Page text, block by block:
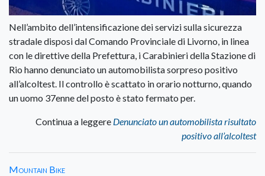
Nell’ambito dell’intensificazione dei servizi sulla sicurezza
stradale disposi dal Comando Provinciale di Livorno, in linea
con le direttive della Prefettura, i Carabinieri della Stazione di
Rio hanno denunciato un automobilista sorpreso positivo
all’alcoltest. Il controllo è scattato in orario notturno, quando
un uomo 37enne del posto è stato fermato per.
Continua a leggere Denunciato un automobilista risultato
positivo all’alcoltest
Mountain Bike